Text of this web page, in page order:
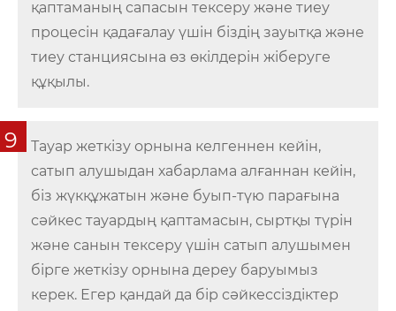
қаптаманың сапасын тексеру және тиеу
процесін қадағалау үшін біздің зауытқа және
тиеу станциясына өз өкілдерін жіберуге
құқылы.
9
Тауар жеткізу орнына келгеннен кейін,
сатып алушыдан хабарлама алғаннан кейін,
біз жүкқұжатын және буып-түю парағына
сәйкес тауардың қаптамасын, сыртқы түрін
және санын тексеру үшін сатып алушымен
бірге жеткізу орнына дереу баруымыз
керек. Егер қандай да бір сәйкессіздіктер